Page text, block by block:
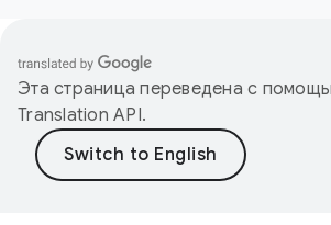
Эта страница переведена с
Translation API.